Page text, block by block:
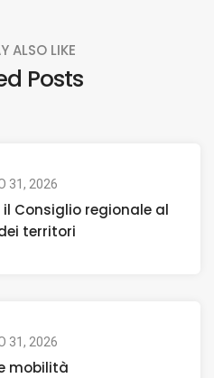
ALSO LIKE
Posts
31, 2026
Consiglio regionale al
territori
31, 2026
mobilità